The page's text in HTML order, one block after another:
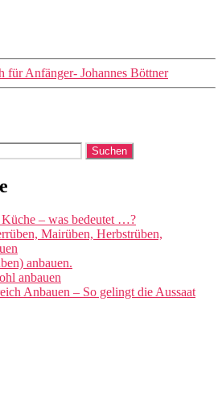
für Anfänger- Johannes Böttner
– was bedeutet …?
Mairüben, Herbstrüben,
anbauen.
anbauen
Anbauen – So gelingt die Aussaat